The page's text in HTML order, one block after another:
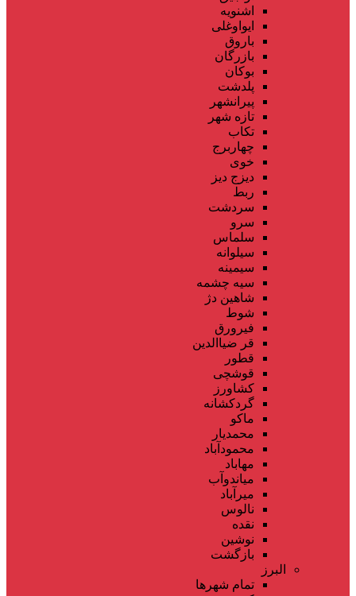
اشنویه
ایواوغلی
باروق
بازرگان
بوکان
پلدشت
پیرانشهر
تازه شهر
تکاب
چهاربرج
خوی
دیزج دیز
ربط
سردشت
سرو
سلماس
سیلوانه
سیمینه
سیه چشمه
شاهین دژ
شوط
فیرورق
قر ضیاالدین
قطور
قوشچی
کشاورز
گردکشانه
ماکو
محمدیار
محمودآباد
مهاباد
میاندوآب
میرآباد
نالوس
نقده
نوشین
بازگشت
البرز
تمام شهر‌ها